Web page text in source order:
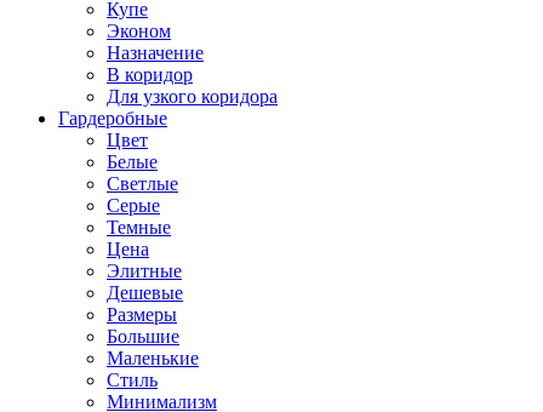
Купе
Эконом
Назначение
В коридор
Для узкого коридора
Гардеробные
Цвет
Белые
Светлые
Серые
Темные
Цена
Элитные
Дешевые
Размеры
Большие
Маленькие
Стиль
Минимализм